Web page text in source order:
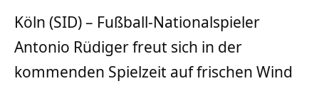
Köln (SID) – Fußball-Nationalspieler
Antonio Rüdiger freut sich in der
kommenden Spielzeit auf frischen Wind